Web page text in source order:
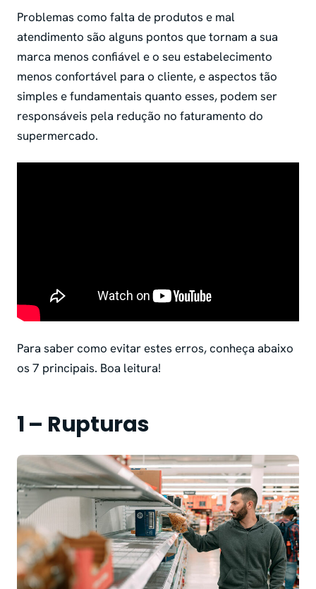
Problemas como falta de produtos e mal
atendimento são alguns pontos que tornam a sua
marca menos confiável e o seu estabelecimento
menos confortável para o cliente, e aspectos tão
simples e fundamentais quanto esses, podem ser
responsáveis pela redução no faturamento do
supermercado.
Para saber como evitar estes erros, conheça abaixo
os 7 principais. Boa leitura!
1 – Rupturas